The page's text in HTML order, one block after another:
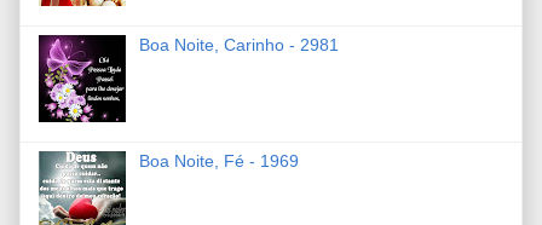
Boa Noite, Carinho - 2981
Boa Noite, Fé - 1969